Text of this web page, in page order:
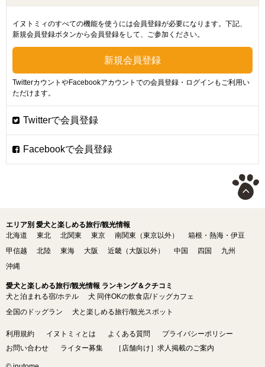
イヌトミィのすべての機能を使うには会員登録が必要になります。下記、
新規会員登録ボタンから会員登録をして、ご参加ください。
TwitterカウントやFacebookアカウントでの会員登録・ログインもご利用い
ただけます。
エリア別 愛犬と楽しめる旅行/観光情報
北海道
東北 北関東 東京 南関東（東京以外）
箱根・熱海・伊豆
甲信越
北陸 東海 大阪 近畿（大阪以外） 中国 四国
九州
沖縄
愛犬と楽しめる旅行/観光情報 ランキング＆クチコミ
犬と泊まれる宿/ホテル
犬 同伴OKの飲食店/ドッグカフェ
全国のドッグラン
犬と楽しめる旅行/観光スポット
利用規約 イヌトミィとは よくある質問
プライバシーポリシー
お問い合わせ
ライター募集 ［店舗向け］求人掲載のご案内